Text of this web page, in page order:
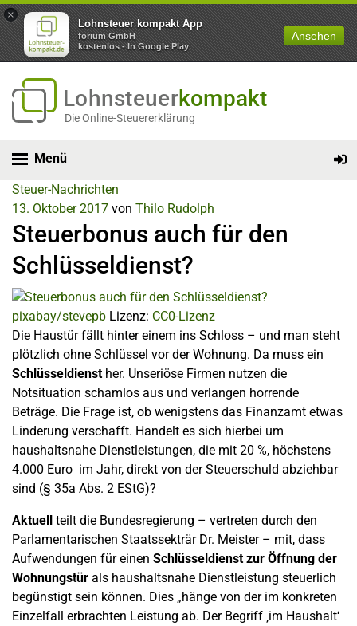
×
Lohnsteuer kompakt App
forium GmbH
kostenlos - In Google Play
Ansehen
Lohnsteuerkompakt
Die Online-Steuererklärung
Menü
Steuer-Nachrichten
13. Oktober 2017 von Thilo Rudolph
Steuerbonus auch für den
Schlüsseldienst?
pixabay/stevepb Lizenz: CC0-Lizenz
Die Haustür fällt hinter einem ins Schloss – und man steht
plötzlich ohne Schlüssel vor der Wohnung. Da muss ein
Schlüsseldiensther. Unseriöse Firmen nutzen die
Notsituation schamlos aus und verlangen horrende
Beträge. Die Frage ist, ob wenigstens das Finanzamt etwas
Linderung verschafft. Handelt es sich hierbei um
haushaltsnahe Dienstleistungen, die mit 20 %, höchstens
4.000 Euro im Jahr, direkt von der Steuerschuld abziehbar
sind (§ 35a Abs. 2 EStG)?
Aktuell teilt die Bundesregierung – vertreten durch den
Parlamentarischen Staatssekträr Dr. Meister – mit, dass
Aufwendungen für einen Schlüsseldienst zur Öffnung der
Wohnungstür als haushaltsnahe Dienstleistung steuerlich
begünstigt sein können. Dies „hänge von der im konkreten
Einzelfall erbrachten Leistung ab. Der Begriff ‚im Haushalt‘